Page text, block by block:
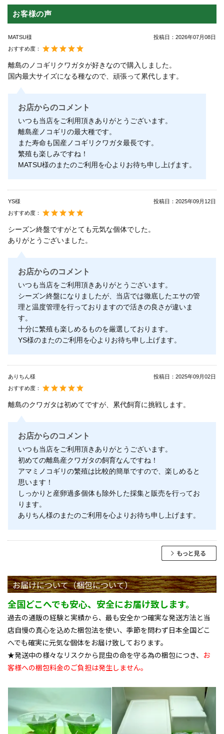
お客様の声
MATSU様 投稿日： 2026年07月08日
おすすめ度：
離島のノコギリクワガタが好きなので購入しました。
国内最大サイズになる種なので、頑張って累代します。
お店からのコメント
いつも当店をご利用頂きありがとうございます。
離島産ノコギリの最大種です。
また寿命も国産ノコギリクワガタ最長です。
繁殖も楽しみですね！
MATSU様のまたのご利用を心よりお待ち申し上げます。
YS様 投稿日： 2025年09月12日
おすすめ度：
シーズン終盤ですがとても元気な個体でした。
ありがとうございました。
お店からのコメント
いつも当店をご利用頂きありがとうございます。
シーズン終盤になりましたが、当店では徹底したエサの管
理と温度管理を行っておりますので活きの良さが違いま
す。
十分に繁殖も楽しめるものを厳選しております。
YS様のまたのご利用を心よりお待ち申し上げます。
ありちん様 投稿日： 2025年09月02日
おすすめ度：
離島のクワガタは初めてですが、累代飼育に挑戦します。
お店からのコメント
いつも当店をご利用頂きありがとうございます。
初めての離島産クワガタの飼育なんですね！
アマミノコギリの繁殖は比較的簡単ですので、楽しめると
思います！
しっかりと産卵過多個体も除外した採集と販売を行ってお
ります。
ありちん様のまたのご利用を心よりお待ち申し上げます。
お届けについて（梱包について）
全国どこへでも安心、安全にお届け致します。
過去の通販の経験と実績から、最も安全かつ確実な発送方法と当
店自慢の真心を込めた梱包法を使い、季節を問わず日本全国どこ
へでも確実に元気な個体をお届け致しております。
★発送中の様々なリスクから昆虫の命を守る為の梱包につき、 お
客様への梱包料金のご負担は発生しません。